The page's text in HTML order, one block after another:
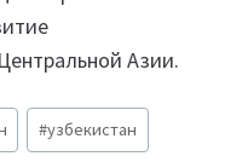
Азии.
#узбекистан